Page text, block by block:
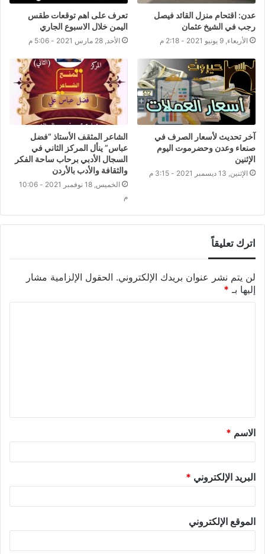
عدن: اقتحام منزل القائد فيصل
رجب في الشيخ عثمان
الأربعاء, 9 يونيو 2021 - 2:18 م
تعرف على اهم توقعات طقس
اليمن خلال الاسبوع الجاري
الأحد, 28 مارس 2021 - 5:06 م
آخر تحديث لأسعار الصرف في
صنعاء وعدن وحضرموت اليوم
الإثنين
الإثنين, 13 ديسمبر 2021 - 3:15 م
الشاعر المثقف الأستاذ “فضل
عباس” ينأل المركز الثاني في
السجال الأدبي برحاب ساحة الفكر
والثقافة والأدب بالأردن
الخميس, 18 نوفمبر 2021 - 10:06
م
اترك تعليقاً
لن يتم نشر عنوان بريدك الإلكتروني. الحقول الإلزامية مشار
إليها بـ *
الاسم *
البريد الإلكتروني *
الموقع الإلكتروني